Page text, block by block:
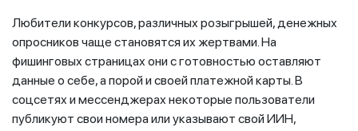
Любители конкурсов, различных розыгрышей, денежных
опросников чаще становятся их жертвами. На
фишинговых страницах они с готовностью оставляют
данные о себе, а порой и своей платежной карты. В
соцсетях и мессенджерах некоторые пользователи
публикуют свои номера или указывают свой ИИН,